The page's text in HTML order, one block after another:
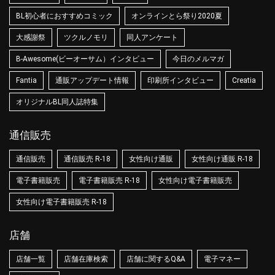
BL初心者におすすめコミック オンラインとら祭り2020夏
大感謝祭 ツクルノモリ 同人アンケート
B-Awesome(ビーオーサム）インタビュー 今日のメルマガ
Fantia 通販アップデート情報 印刷所インタビュー Creatia
オリジナルBL同人誌特集
通信販売
通信販売 通信販売 R-18 女性向け通販 女性向け通販 R-18
電子書籍販売 電子書籍販売 R-18 女性向け電子書籍販売
女性向け電子書籍販売 R-18
店舗
店舗一覧 店舗在庫検索 店舗に関するQ&A 電子マネー